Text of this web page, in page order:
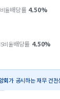
율배당률 4.50%
비율배당률 4.50%
회가 공시하는 재무 건